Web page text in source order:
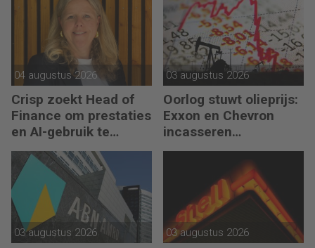
04 augustus 2026
Crisp zoekt Head of
Finance om prestaties
en AI-gebruik te
versnellen
03 augustus 2026
Oorlog stuwt olieprijs:
Exxon en Chevron
incasseren
miljardenwinsten
03 augustus 2026 03 augustus 2026